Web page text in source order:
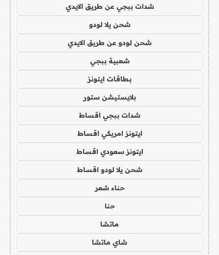
شدات ببجي عن طريق الايدي
شحن يلا لودو
شحن لودو عن طريق الايدي
شعبية ببجي
بطاقات ايتونز
بلايستيشن ستور
شدات ببجي اقساط
ايتونز امريكي اقساط
ايتونز سعودي اقساط
شحن يلا لودو اقساط
حناء شعر
حنا
ماتشا
شاي ماتشا